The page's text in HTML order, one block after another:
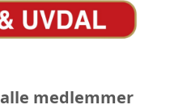
medlemmer